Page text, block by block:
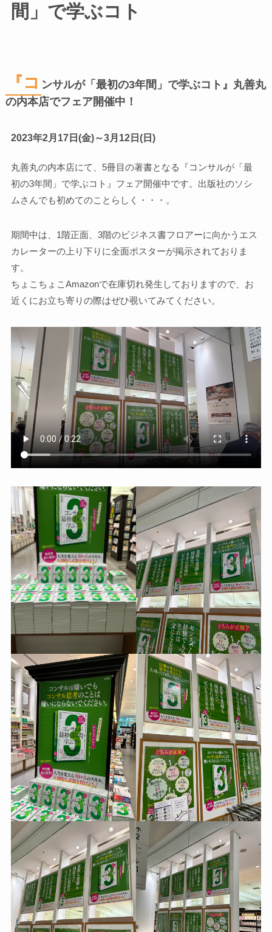
間」で学ぶコト
『コ ンサルが「最初の3年間」で学ぶコト』丸善丸
の内本店でフェア開催中！
2023年2月17日(金)～3月12日(日)
丸善丸の内本店にて、5冊目の著書となる『コンサルが「最
初の3年間」で学ぶコト』フェア開催中です。出版社のソシ
ムさんでも初めてのことらしく・・・。
期間中は、1階正面、3階のビジネス書フロアーに向かうエス
カレーターの上り下りに全面ポスターが掲示されておりま
す。
ちょこちょこAmazonで在庫切れ発生しておりますので、お
近くにお立ち寄りの際はぜひ覗いてみてください。